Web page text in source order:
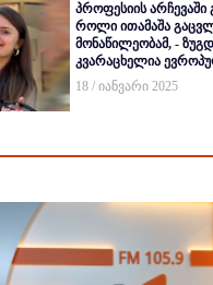
პროფესიის
როლი ითამაშა
მონაწილეობამ, -
კვარაცხელია
18 / იანვარი 2025